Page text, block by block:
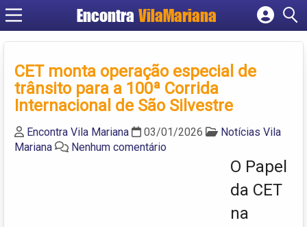
EncontraVilaMariana
Cadastrar empresa
Criar conta
CET monta operação especial de
trânsito para a 100ª Corrida
Internacional de São Silvestre
Encontra Vila Mariana 03/01/2026
Notícias Vila
Mariana
Nenhum comentário
O Papel
da CET
na